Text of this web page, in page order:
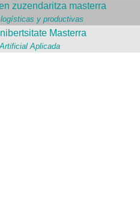
zuzendaritza masterra
y productivas
Masterra
Aplicada